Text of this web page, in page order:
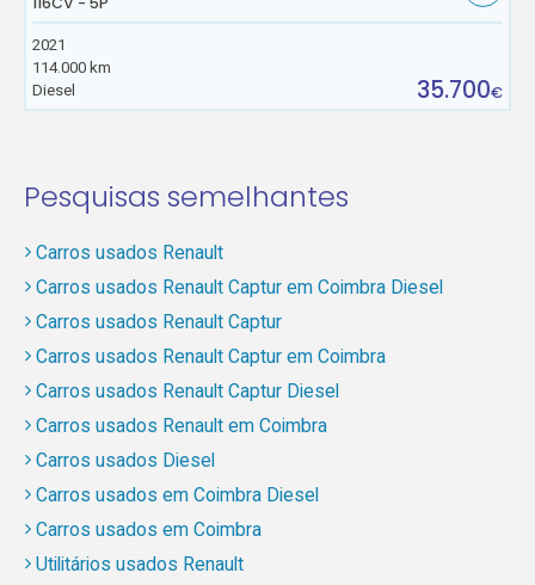
2021
114.000 km
Diesel
35.700€
Pesquisas semelhantes
Carros usados Renault
Carros usados Renault Captur em Coimbra Diesel
Carros usados Renault Captur
Carros usados Renault Captur em Coimbra
Carros usados Renault Captur Diesel
Carros usados Renault em Coimbra
Carros usados Diesel
Carros usados em Coimbra Diesel
Carros usados em Coimbra
Utilitários usados Renault